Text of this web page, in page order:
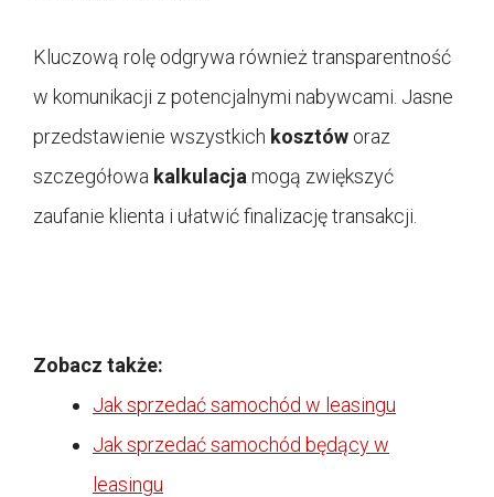
Kluczową rolę odgrywa również transparentność
w komunikacji z potencjalnymi nabywcami. Jasne
przedstawienie wszystkich kosztów oraz
szczegółowa kalkulacja mogą zwiększyć
zaufanie klienta i ułatwić finalizację transakcji.
Zobacz także:
Jak sprzedać samochód w leasingu
Jak sprzedać samochód będący w
leasingu